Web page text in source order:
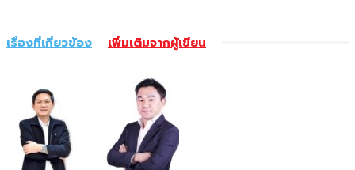
เรื่องที่เกี่ยวข้อง เพิ่มเติมจากผู้เขียน